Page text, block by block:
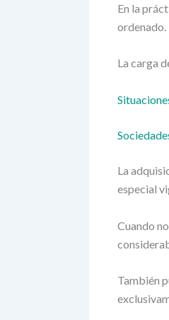
En la
ordenado.
La carga
La
especial
Cuando
También